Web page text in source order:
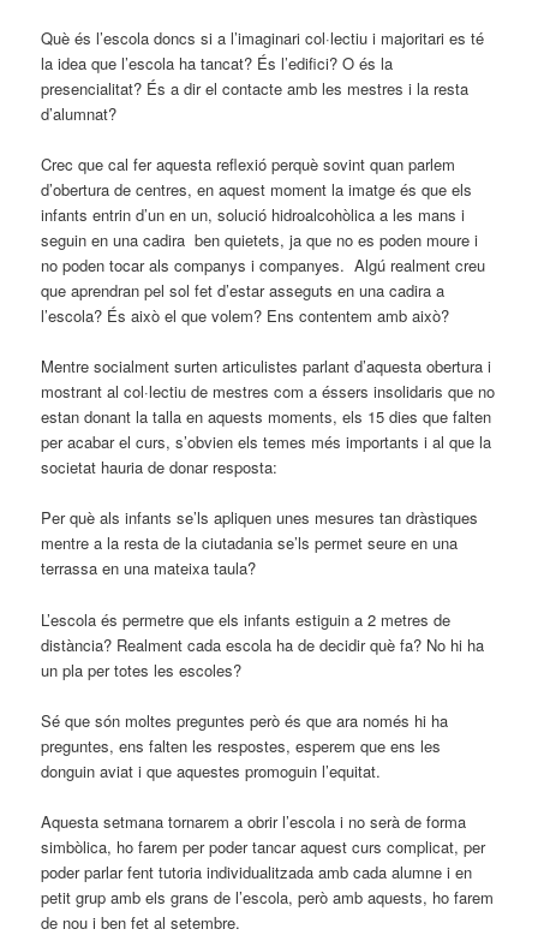
Què és l’escola doncs si a l’imaginari col·lectiu i majoritari es té
la idea que l’escola ha tancat? És l’edifici? O és la
presencialitat? És a dir el contacte amb les mestres i la resta
d’alumnat?
Crec que cal fer aquesta reflexió perquè sovint quan parlem
d’obertura de centres, en aquest moment la imatge és que els
infants entrin d’un en un, solució hidroalcohòlica a les mans i
seguin en una cadira ben quietets, ja que no es poden moure i
no poden tocar als companys i companyes. Algú realment creu
que aprendran pel sol fet d’estar asseguts en una cadira a
l’escola? És això el que volem? Ens contentem amb això?
Mentre socialment surten articulistes parlant d’aquesta obertura i
mostrant al col·lectiu de mestres com a éssers insolidaris que no
estan donant la talla en aquests moments, els 15 dies que falten
per acabar el curs, s’obvien els temes més importants i al que la
societat hauria de donar resposta:
Per què als infants se’ls apliquen unes mesures tan dràstiques
mentre a la resta de la ciutadania se’ls permet seure en una
terrassa en una mateixa taula?
L’escola és permetre que els infants estiguin a 2 metres de
distància? Realment cada escola ha de decidir què fa? No hi ha
un pla per totes les escoles?
Sé que són moltes preguntes però és que ara només hi ha
preguntes, ens falten les respostes, esperem que ens les
donguin aviat i que aquestes promoguin l’equitat.
Aquesta setmana tornarem a obrir l’escola i no serà de forma
simbòlica, ho farem per poder tancar aquest curs complicat, per
poder parlar fent tutoria individualitzada amb cada alumne i en
petit grup amb els grans de l’escola, però amb aquests, ho farem
de nou i ben fet al setembre.